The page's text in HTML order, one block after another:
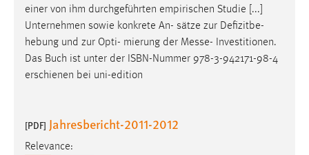
einer von ihm durchgeführten empirischen Studie [...]
Unternehmen sowie konkrete An- sätze zur Defizitbe-
hebung und zur Opti- mierung der Messe- Investitionen.
Das Buch ist unter der ISBN-Nummer 978-3-942171-98-4
erschienen bei uni-edition
[PDF] Jahresbericht-2011-2012
Relevance: